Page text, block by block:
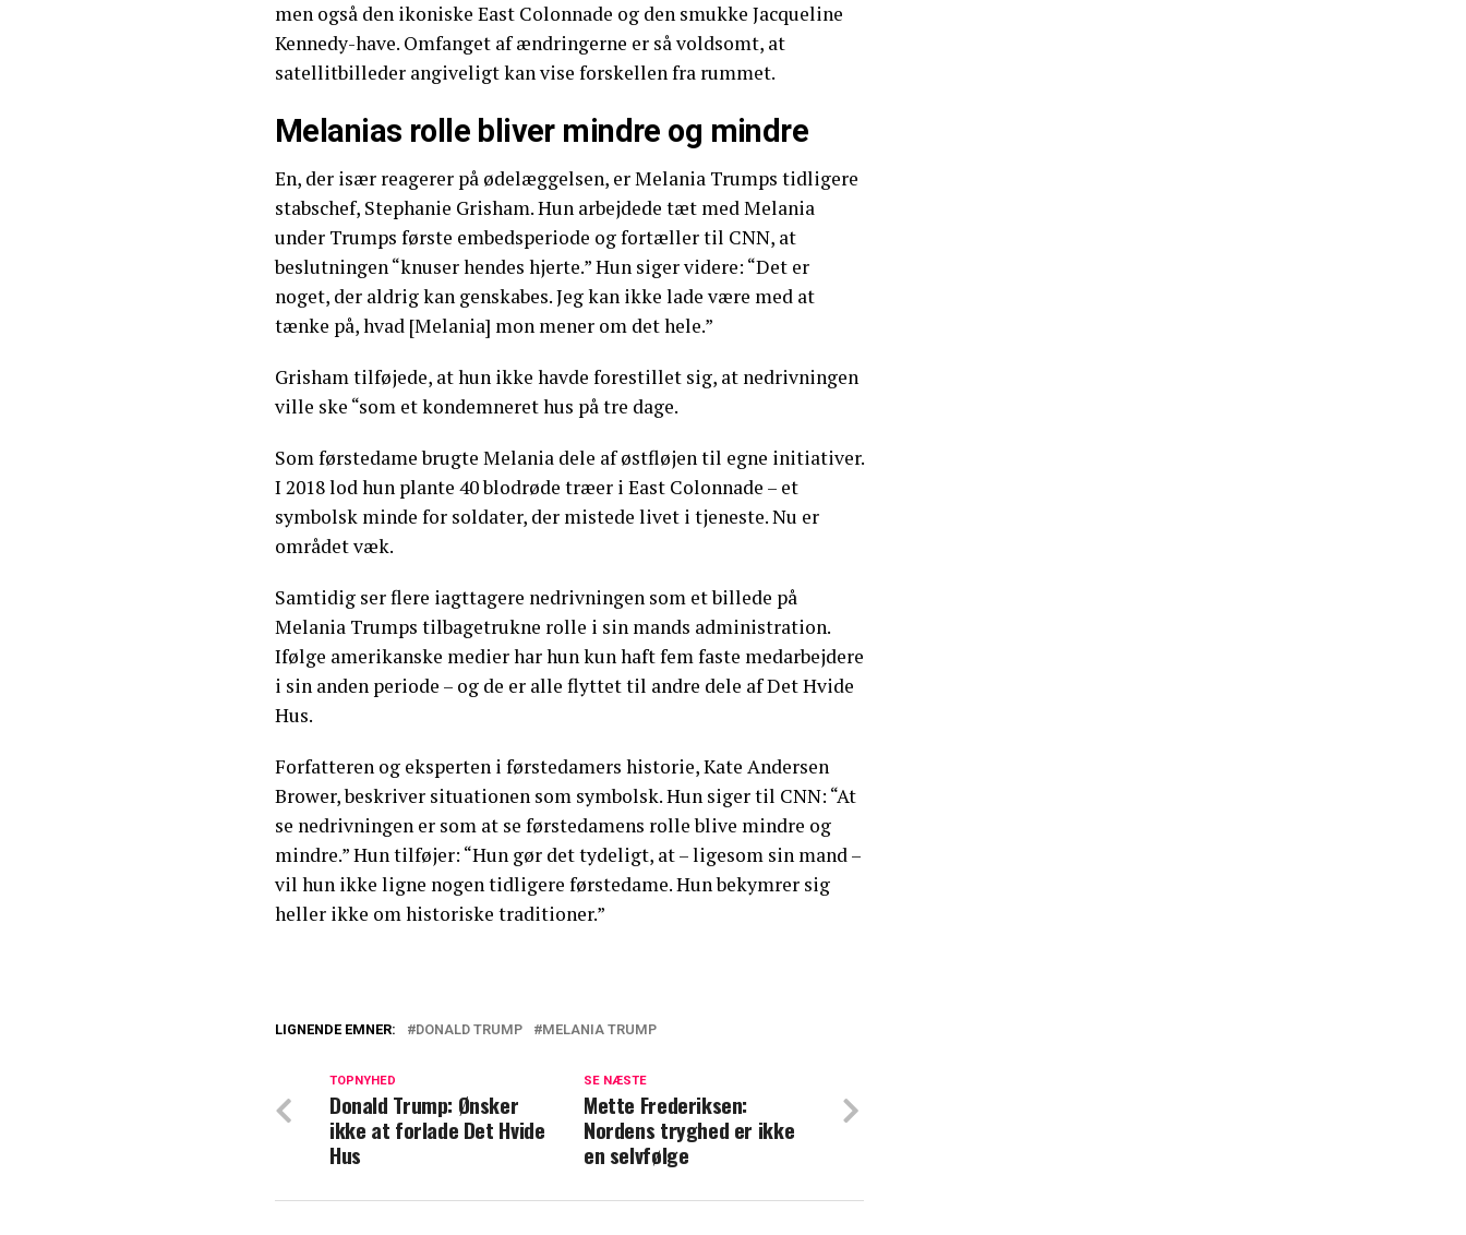
men også den ikoniske East Colonnade og den smukke Jacqueline
Kennedy-have. Omfanget af ændringerne er så voldsomt, at
satellitbilleder angiveligt kan vise forskellen fra rummet.
Melanias rolle bliver mindre og mindre
En, der især reagerer på ødelæggelsen, er Melania Trumps tidligere
stabschef, Stephanie Grisham. Hun arbejdede tæt med Melania
under Trumps første embedsperiode og fortæller til CNN, at
beslutningen “knuser hendes hjerte.” Hun siger videre: “Det er
noget, der aldrig kan genskabes. Jeg kan ikke lade være med at
tænke på, hvad [Melania] mon mener om det hele.”
Grisham tilføjede, at hun ikke havde forestillet sig, at nedrivningen
ville ske “som et kondemneret hus på tre dage.
Som førstedame brugte Melania dele af østfløjen til egne initiativer.
I 2018 lod hun plante 40 blodrøde træer i East Colonnade – et
symbolsk minde for soldater, der mistede livet i tjeneste. Nu er
området væk.
Samtidig ser flere iagttagere nedrivningen som et billede på
Melania Trumps tilbagetrukne rolle i sin mands administration.
Ifølge amerikanske medier har hun kun haft fem faste medarbejdere
i sin anden periode – og de er alle flyttet til andre dele af Det Hvide
Hus.
Forfatteren og eksperten i førstedamers historie, Kate Andersen
Brower, beskriver situationen som symbolsk. Hun siger til CNN: “At
se nedrivningen er som at se førstedamens rolle blive mindre og
mindre.” Hun tilføjer: “Hun gør det tydeligt, at – ligesom sin mand –
vil hun ikke ligne nogen tidligere førstedame. Hun bekymrer sig
heller ikke om historiske traditioner.”
"Hun hader ham"
Melania Trump afslører: Har i hemmelighed arbejdet på
det
LIGNENDE EMNER: DONALD TRUMP MELANIA TRUMP
SE NÆSTE
Mette Frederiksen:
Nordens tryghed er ikke
en selvfølge
TOPNYHED
Donald Trump: Ønsker
ikke at forlade Det Hvide
Hus